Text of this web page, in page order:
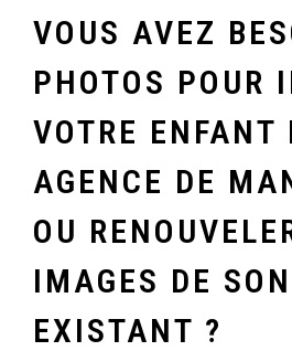
VOUS AVEZ
PHOTOS POUR
VOTRE ENFANT
AGENCE DE
OU
IMAGES DE
EXISTANT ?